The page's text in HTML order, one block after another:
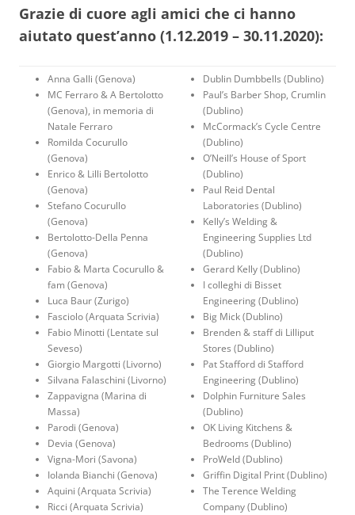
Grazie di cuore agli amici che ci hanno
aiutato quest’anno (1.12.2019 – 30.11.2020):
Anna Galli (Genova)
MC Ferraro & A Bertolotto
(Genova), in memoria di
Natale Ferraro
Romilda Cocurullo
(Genova)
Enrico & Lilli Bertolotto
(Genova)
Stefano Cocurullo
(Genova)
Bertolotto-Della Penna
(Genova)
Fabio & Marta Cocurullo &
fam (Genova)
Luca Baur (Zurigo)
Fasciolo (Arquata Scrivia)
Fabio Minotti (Lentate sul
Seveso)
Giorgio Margotti (Livorno)
Silvana Falaschini (Livorno)
Zappavigna (Marina di
Massa)
Parodi (Genova)
Devia (Genova)
Vigna-Mori (Savona)
Iolanda Bianchi (Genova)
Aquini (Arquata Scrivia)
Ricci (Arquata Scrivia)
Dublin Dumbbells (Dublino)
Paul’s Barber Shop, Crumlin
(Dublino)
McCormack’s Cycle Centre
(Dublino)
O’Neill’s House of Sport
(Dublino)
Paul Reid Dental
Laboratories (Dublino)
Kelly’s Welding &
Engineering Supplies Ltd
(Dublino)
Gerard Kelly (Dublino)
I colleghi di Bisset
Engineering (Dublino)
Big Mick (Dublino)
Brenden & staff di Lilliput
Stores (Dublino)
Pat Stafford di Stafford
Engineering (Dublino)
Dolphin Furniture Sales
(Dublino)
OK Living Kitchens &
Bedrooms (Dublino)
ProWeld (Dublino)
Griffin Digital Print (Dublino)
The Terence Welding
Company (Dublino)